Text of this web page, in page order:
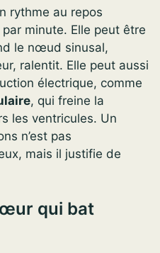
rythme au repos
minute. Elle peut être
le nœud sinusal,
ralentit. Elle peut aussi
électrique, comme
, qui freine la
les ventricules. Un
n’est pas
mais il justifie de
qui bat